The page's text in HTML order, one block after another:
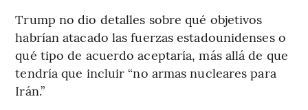
Trump no dio detalles sobre qué objetivos
habrían atacado las fuerzas estadounidenses o
qué tipo de acuerdo aceptaría, más allá de que
tendría que incluir “no armas nucleares para
Irán.”